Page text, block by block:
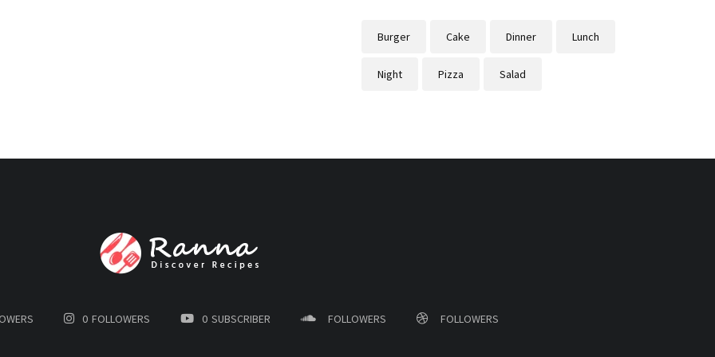
Burger Cake Dinner Lunch
Night Pizza Salad
0 FOLLOWERS 0 SUBSCRIBER FOLLOWERS FOLLOWERS